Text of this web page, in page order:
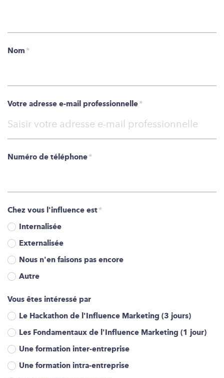
Nom *
Votre adresse e-mail professionnelle *
Numéro de téléphone *
Chez vous l'influence est *
Internalisée
Externalisée
Nous n'en faisons pas encore
Autre
Vous êtes intéressé par
Le Hackathon de l'Influence Marketing (3 jours)
Les Fondamentaux de l'Influence Marketing (1 jour)
Une formation inter-entreprise
Une formation intra-entreprise